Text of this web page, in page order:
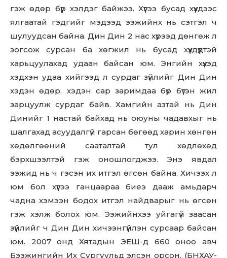
гэж өдөр бүр хэлдэг байжээ. Хүүгээ бусад хүүхдээс
ялгаатай гэдгийг мэдээд ээжийнх нь сэтгэл ч
шулуудсан байна. Дин Дин 2 нас хүрээд дөнгөж л
зогсож сурсан ба хөгжил нь бусад хүүхдүүдтэй
харьцуулахад удаан байсан юм. Энгийн хүүхэд
хэдхэн удаа хийгээд л сурдаг зүйлийг Дин Дин
хэдэн өдөр, хэдэн сар заримдаа бүр бүтэн жил
зарцуулж сурдаг байв. Хамгийн азтай нь Дин
Динийг 1 настай байхад нь оюуны чадавхыг нь
шалгахад асуудалгүй гарсан бөгөөд харин хөнгөн
хөдөлгөөний сааталтай тул хөдлөхөд
бэрхшээлтэй гэж оношлогджээ. Энэ явдал
ээжид нь ч гэсэн их итгэл өгсөн байна. Хичээх л
юм бол хүүгээ ганцаараа биеэ дааж амьдарч
чадна хэмээн бодох итгэл найдварыг нь өгсөн
гэж хэлж болох юм. Ээжийнхээ уйгагүй заасан
зүйлийг ч Дин Дин хичээнгүйлэн сурсаар байсан
юм. 2007 онд Хятадын ЭЕШ-д 660 оноо авч
Бээжингийн Их Сургуульд элсэн орсон. (БНХАУ-